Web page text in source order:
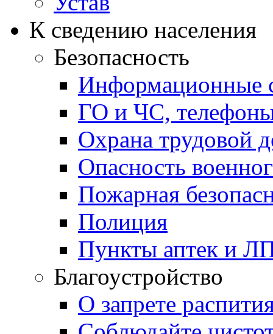
К сведению населения
Безопасность
Информационные
ГО и ЧС,
Охрана трудовой
Опасность
Пожарная
Полиция
Пункты аптек и
Благоустройство
О запрете